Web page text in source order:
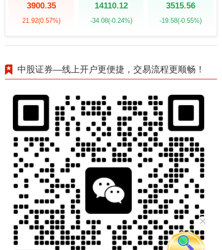
3900.35
21.92(0.57%)
14110.12
-34.08(-0.24%)
3515.56
-19.58(-0.55%)
中股证券—线上开户更便捷，交易流程更顺畅！